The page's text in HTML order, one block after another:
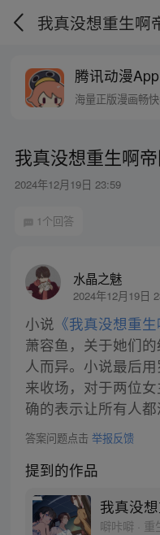
腾讯动漫App
海量正版漫画畅
我真没想重生啊
2024年12月19日 23:59
1个回答
水晶之魅
2024年12月19日
小说 《我真没想重生
萧容鱼，关于她们
人而异。小说最后
来收场，对于两位
确的表示让所有人都
答案问题点击 举报反馈
提到的作品
我真没
噼咔噼 · 重